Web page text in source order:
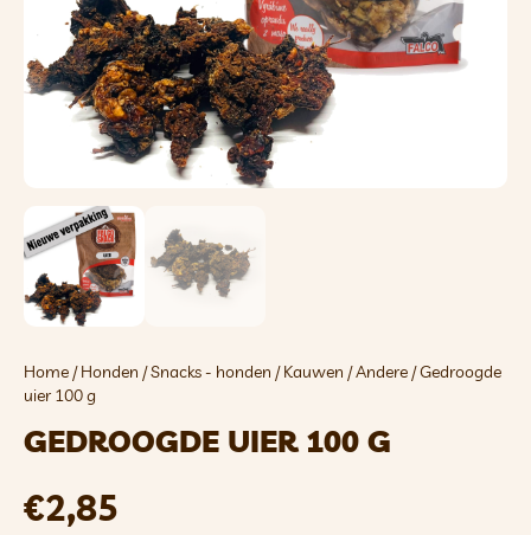
Home /Honden /Snacks - honden /Kauwen /Andere / Gedroogde
uier 100 g
GEDROOGDE UIER 100 G
€2,85